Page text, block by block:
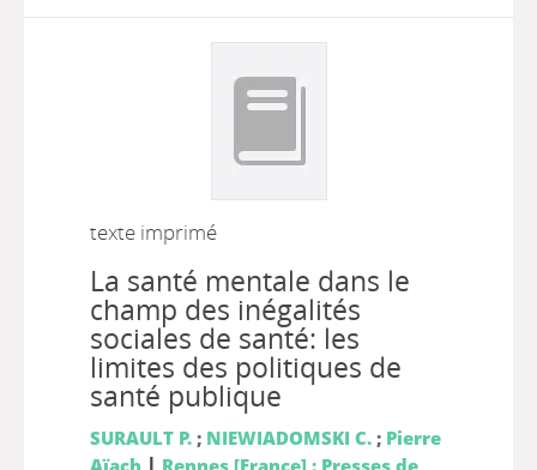
texte imprimé
La santé mentale dans le
champ des inégalités
sociales de santé: les
limites des politiques de
santé publique
SURAULT P.; NIEWIADOMSKI C.; Pierre
Aïach
Rennes [France] : Presses de